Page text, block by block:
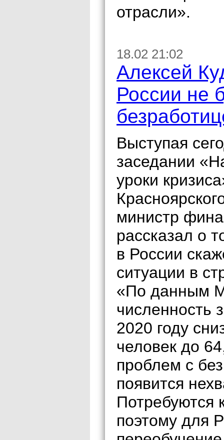
отрасли».
18.02 21:02
Алексей
России не
Выступая
заседании
уроки
министр
рассказал о
в России
ситуации в
«По данным
численность
2020 году
человек до
проблем с
появится
Потребуются
поэтому для